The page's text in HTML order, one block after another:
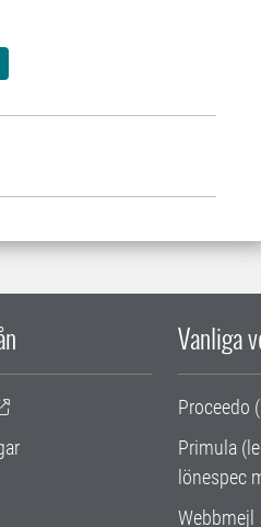
Vanliga
Proceedo
Primula
lönespec
Webbmejl